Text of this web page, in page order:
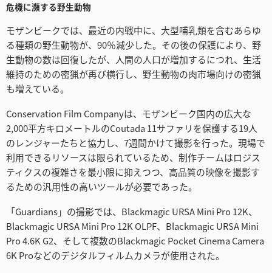
Chinese Taipei
Turkey
Ukraine
United Kingdom
United States
危機に瀕する野生動物
モザンビークでは、最近の内戦中に、大型哺乳類を含むあらゆ
る種類の野生動物が、90％減少した。その後の保護により、野
生動物の数は回復したが、人間の人口が増加するにつれ、生活
維持のための密猟が再び横行し、野生動物の肉市場向けの密猟
も増えている。
Conservation Film Companyは、モザンビーク国内の広大な
2,000平方キロメートルのCoutada 11サファリを保護する19人
のレンジャーたちと協力し、7週間かけて撮影を行った。現場で
利用できるリソースは限られているため、制作チームはロジス
ティクスの複雑さを最小限に抑えつつ、高品質の映像を撮影す
るための汎用性の高いツールが必要であった。
「Guardians」の撮影では、Blackmagic URSA Mini Pro 12K、
Blackmagic URSA Mini Pro 12K OLPF、Blackmagic URSA Mini
Pro 4.6K G2、そして複数のBlackmagic Pocket Cinema Camera
6K Proなどのデジタルフィルムカメラが使用された。